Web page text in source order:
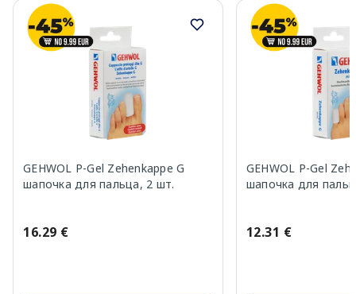
GEHWOL P-Gel Zehenkappe G
шапочка для пальца, 2 шт.
16.29 €
GEHWOL P-Gel
шапочка для
12.31 €